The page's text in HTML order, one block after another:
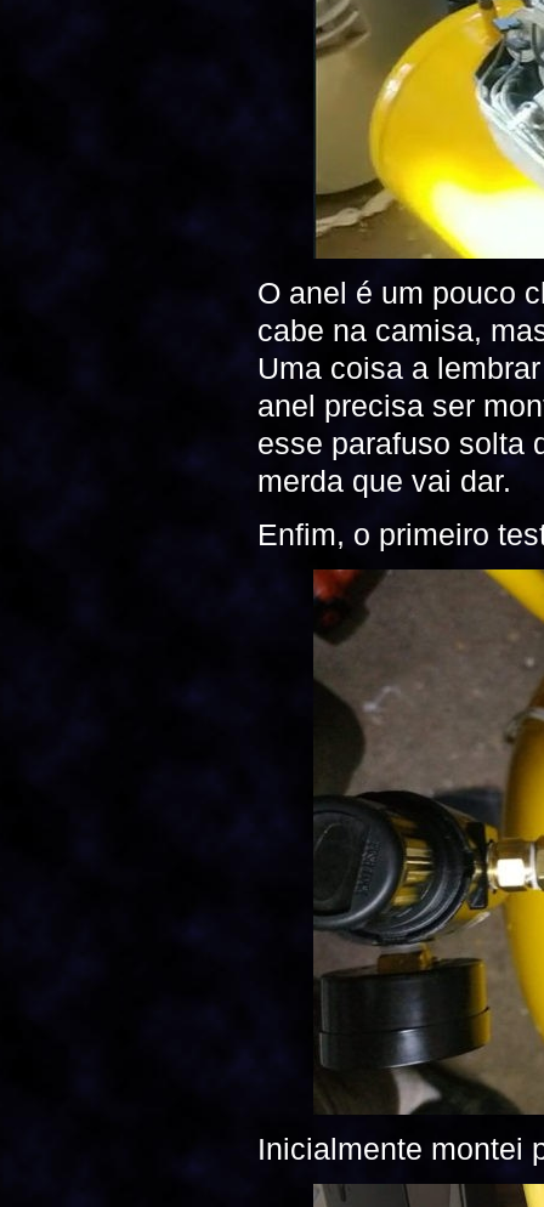
O anel é um pouco
cabe na camisa,
Uma coisa a
anel precisa ser
esse parafuso solta
merda que vai dar.
Enfim, o primeiro
Inicialmente montei